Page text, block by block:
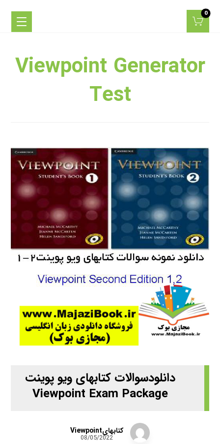
Viewpoint Generator
Test
دانلودسوالات کتابهای ویو پوینت
Viewpoint Exam Package
کتابهایViewpoint
08/05/2022